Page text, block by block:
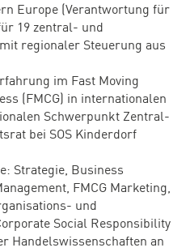
Europe (Verantwortung für
19 zentral- und
regionaler Steuerung aus
im Fast Moving
(FMCG) in internationalen
Schwerpunkt Zentral-
bei SOS Kinderdorf
Strategie, Business
FMCG Marketing,
und
Social Responsibility
Handelswissenschaften an